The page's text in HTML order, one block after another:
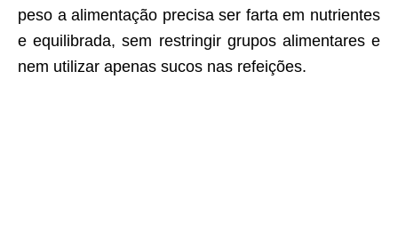
peso a alimentação precisa ser farta em nutrientes
e equilibrada, sem restringir grupos alimentares e
nem utilizar apenas sucos nas refeições.